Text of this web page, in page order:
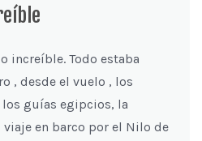
increíble. Todo estaba
, desde el vuelo , los
guías egipcios, la
en barco por el Nilo de